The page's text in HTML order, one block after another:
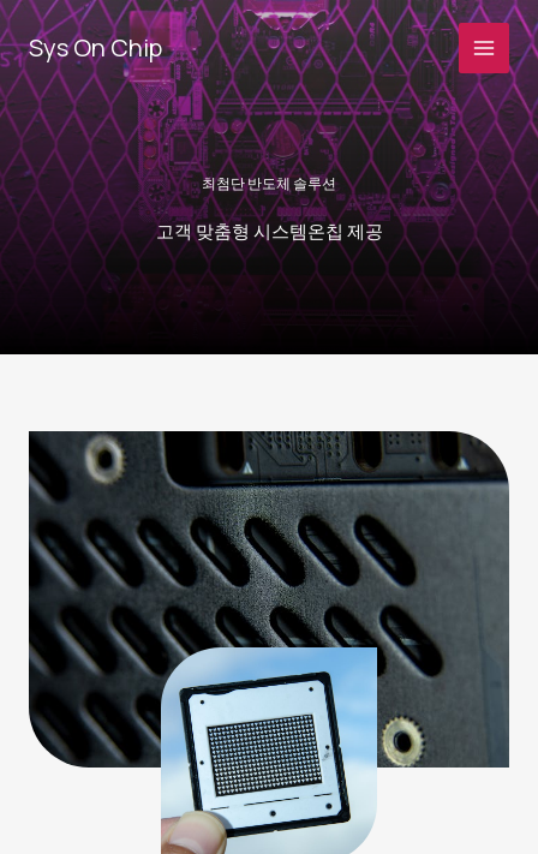
콘
텐
츠
로
건
너
뛰
Sys On Chip
최첨단 반도체 솔루션
고객 맞춤형 시스템온칩 제공